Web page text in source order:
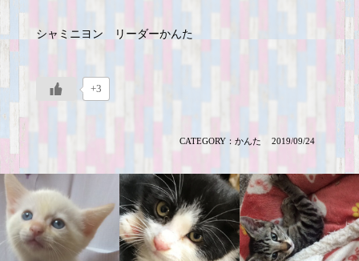
シャミニヨン リーダーかんた
+3
CATEGORY：かんた 2019/09/24